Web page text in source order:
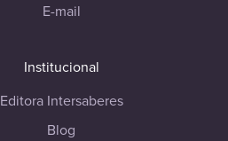
E-mail
Institucional
Editora Intersaberes
Blog